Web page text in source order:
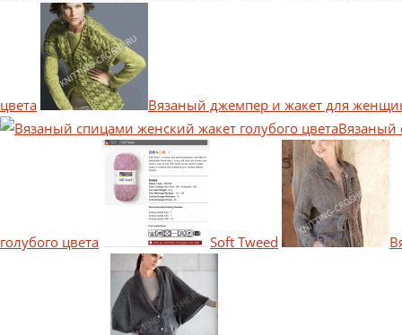
цвета
Вязаный джемпер и жакет для
Вязаный
голубого цвета Soft Tweed